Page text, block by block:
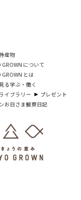
産物
GROWN について
GROWN とは
る学ぶ・働く
イブラリー
プレゼント
お日さま観察日記